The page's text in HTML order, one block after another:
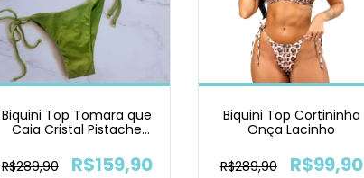
Biquini Top Tomara que
Caia Cristal Pistache
R$289,90
R$159,90
Biquini Top Cortininha
Onça Lacinho
R$289,90 R$99,90